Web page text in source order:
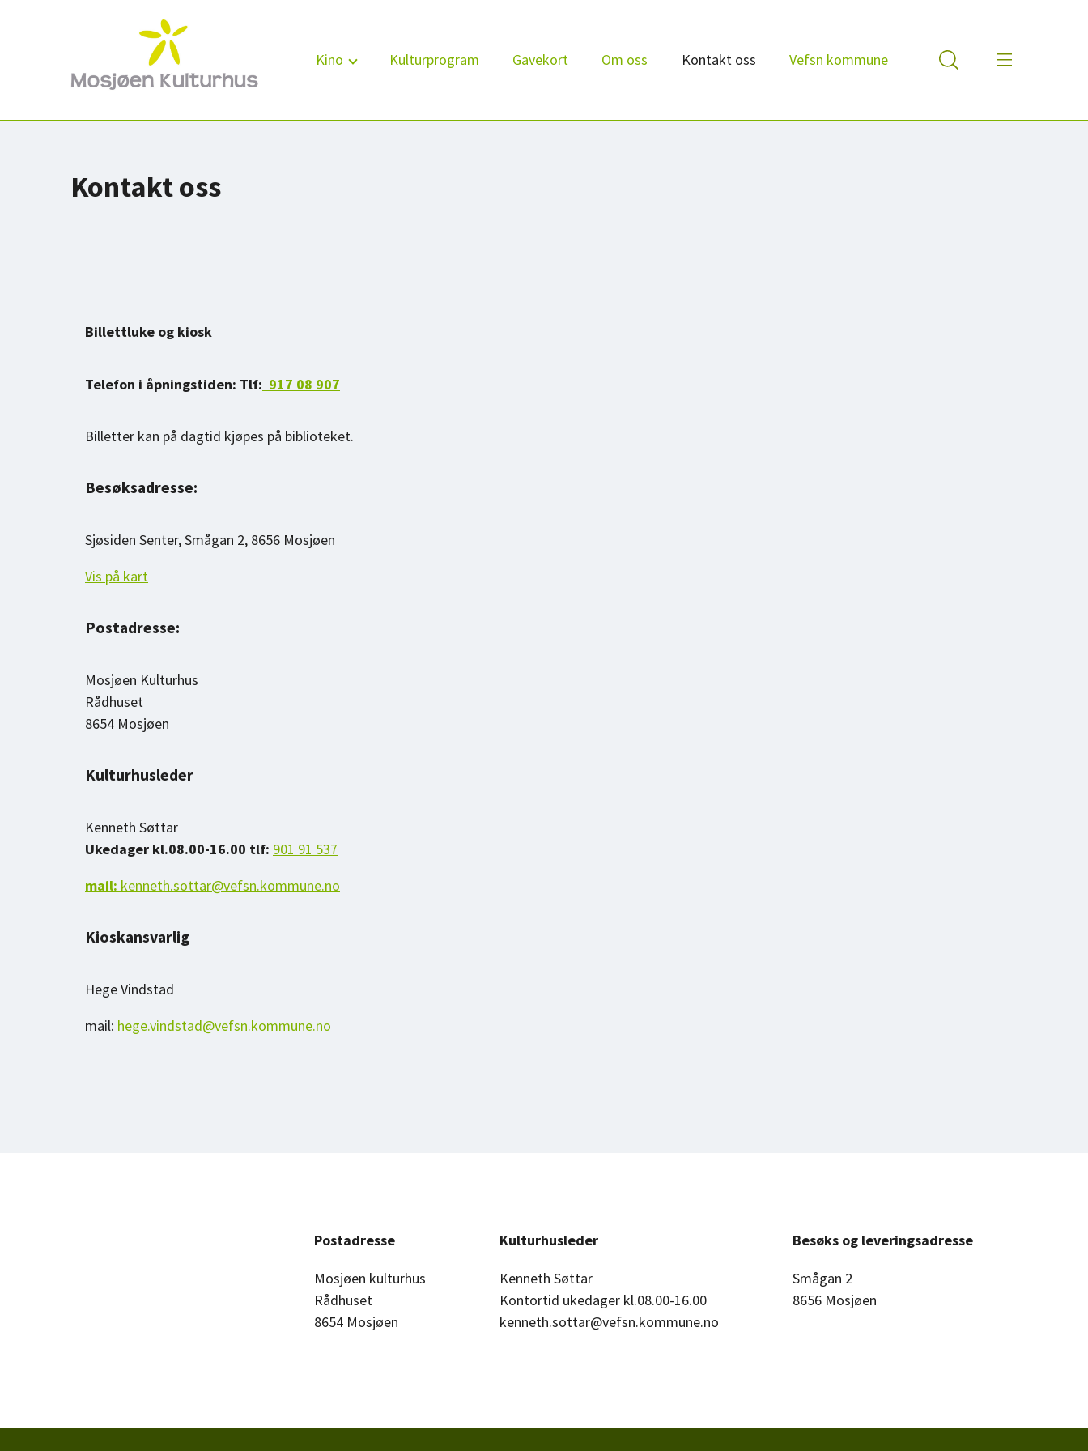
Kino Kulturprogram Gavekort Om oss Kontakt oss
Vefsn kommune
Kontakt oss
Billettluke og kiosk
Telefon i åpningstiden: Tlf: 917 08 907
Billetter kan på dagtid kjøpes på biblioteket.
Besøksadresse:
Sjøsiden Senter, Smågan 2, 8656 Mosjøen
Vis på kart
Postadresse:
Mosjøen Kulturhus
Rådhuset
8654 Mosjøen
Kulturhusleder
Kenneth Søttar
Ukedager kl.08.00-16.00 tlf: 901 91 537
mail: kenneth.sottar@vefsn.kommune.no
Kioskansvarlig
Hege Vindstad
mail: hege.vindstad@vefsn.kommune.no
Postadresse
Mosjøen kulturhus
Rådhuset
8654 Mosjøen
Kulturhusleder
Kenneth Søttar
Kontortid ukedager kl.08.00-16.00
kenneth.sottar@vefsn.kommune.no
Besøks og leveringsadresse
Smågan 2
8656 Mosjøen